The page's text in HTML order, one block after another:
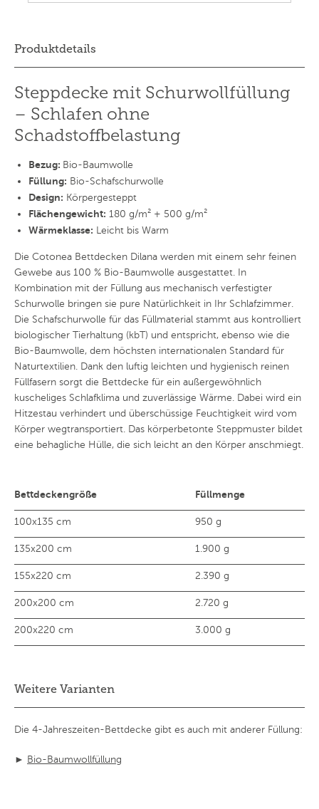
Produktdetails
Steppdecke mit Schurwollfüllung
– Schlafen ohne
Schadstoffbelastung
Bezug: Bio-Baumwolle
Füllung: Bio-Schafschurwolle
Design: Körpergesteppt
Flächengewicht: 180 g/m² + 500 g/m²
Wärmeklasse: Leicht bis Warm
Die Cotonea Bettdecken Dilana werden mit einem sehr feinen
Gewebe aus 100 % Bio-Baumwolle ausgestattet. In
Kombination mit der Füllung aus mechanisch verfestigter
Schurwolle bringen sie pure Natürlichkeit in Ihr Schlafzimmer.
Die Schafschurwolle für das Füllmaterial stammt aus kontrolliert
biologischer Tierhaltung (kbT) und entspricht, ebenso wie die
Bio-Baumwolle, dem höchsten internationalen Standard für
Naturtextilien. Dank den luftig leichten und hygienisch reinen
Füllfasern sorgt die Bettdecke für ein außergewöhnlich
kuscheliges Schlafklima und zuverlässige Wärme. Dabei wird ein
Hitzestau verhindert und überschüssige Feuchtigkeit wird vom
Körper wegtransportiert. Das körperbetonte Steppmuster bildet
eine behagliche Hülle, die sich leicht an den Körper anschmiegt.
Bettdeckengröße Füllmenge
100x135 cm 950 g
135x200 cm 1.900 g
155x220 cm 2.390 g
200x200 cm 2.720 g
200x220 cm 3.000 g
Weitere Varianten
Die 4-Jahreszeiten-Bettdecke gibt es auch mit anderer Füllung:
► Bio-Baumwollfüllung